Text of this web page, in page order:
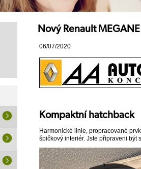
Nový Renault
06/07/2020
Kompaktní hatchback
Harmonické linie, propracované
špičkový interiér. Jste připraveni být